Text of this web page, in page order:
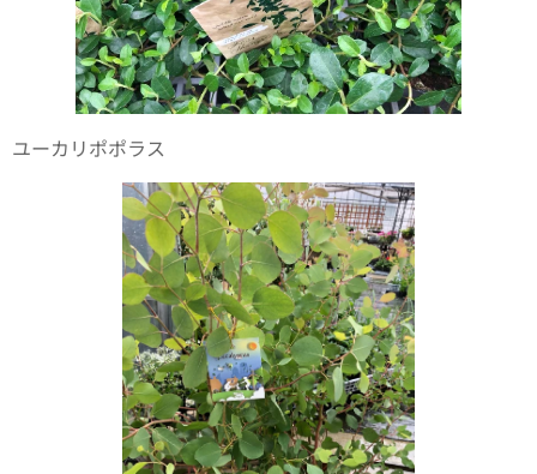
ユーカリポポラス